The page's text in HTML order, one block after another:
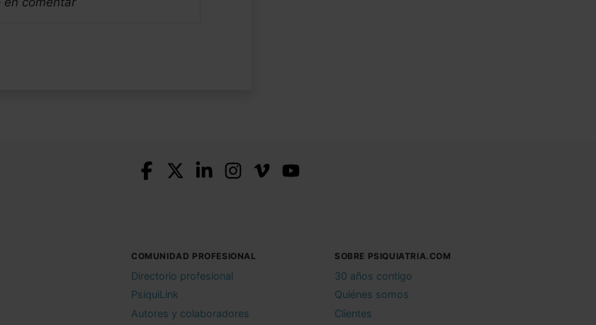
COMUNIDAD PROFESIONAL
Directorio profesional
PsiquiLink
Autores y colaboradores
SOBRE PSIQUIATRIA.COM
30 años contigo
Quiénes somos
Clientes